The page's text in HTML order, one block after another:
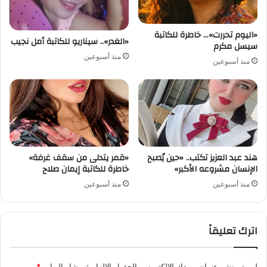
«اليوم تحررت»… خاطرة للكاتبة
سيسل مكرم
منذ أسبوعين
«الغدر».. سيناريو للكاتبة أمل نجيب
منذ أسبوعين
هند عبد العزيز تكتب.. «حين يُصبح
الإنسان مشروعه الأكبر»
منذ أسبوعين
«قمر يتدلى من سقف غرفة»
خاطرة للكاتبة إيمان صلاح
منذ أسبوعين
اترك تعليقاً